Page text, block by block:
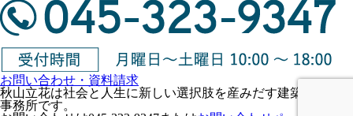
お問い合わせ・資料請求
秋山立花は社会と人生に新しい選択肢を産みだす建築設計
事務所です。